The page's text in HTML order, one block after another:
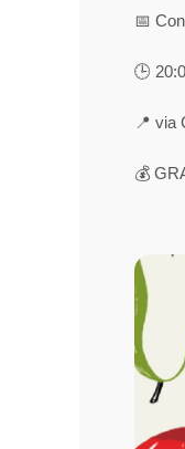
📅
🕒
📍 via
💰